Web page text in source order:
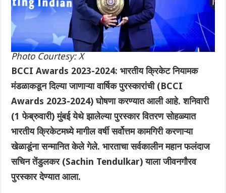
Photo Courtesy: X
BCCI Awards 2023-2024: भारतीय क्रिकेट नियामक
मंडळाकडून दिल्या जाणाऱ्या वार्षिक पुरस्कारांची (BCCI
Awards 2023-2024) घोषणा करण्यात आली आहे. शनिवारी
(1 फेब्रुवारी) मुंबई येथे झालेल्या पुरस्कार वितरण सोहळ्यात
भारतीय क्रिकेटमध्ये मागील वर्षी सर्वोत्तम कामगिरी करणाऱ्या
खेळाडूंना सन्मानित केले गेले. भारताचा सर्वकालीन महान फलंदाज
सचिन तेंडुलकर (Sachin Tendulkar) याला जीवनगौरव
पुरस्कार देण्यात आला.